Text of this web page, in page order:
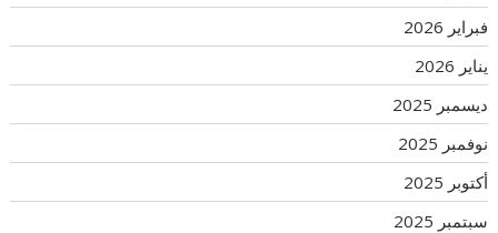
فبراير 2026
يناير 2026
ديسمبر 2025
نوفمبر 2025
أكتوبر 2025
سبتمبر 2025